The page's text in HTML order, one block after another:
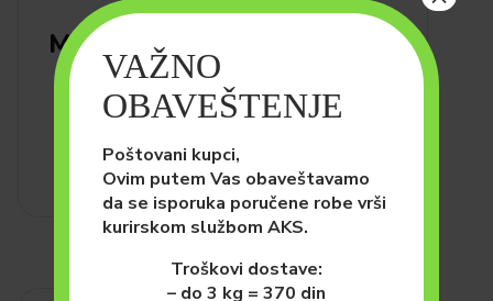
PSI HRANA ZA PSE (SUVA)
Monge All Breeds Puppy and
Junior Losos i Pirinač 12kg
7,800.00рсд
DODAJ U KORPU
VAŽNO
OBAVEŠTENJE
Poštovani kupci,
Ovim putem Vas obaveštavamo
da se isporuka poručene robe vrši
kurirskom službom AKS.
Troškovi dostave:
– do 3 kg = 370 din